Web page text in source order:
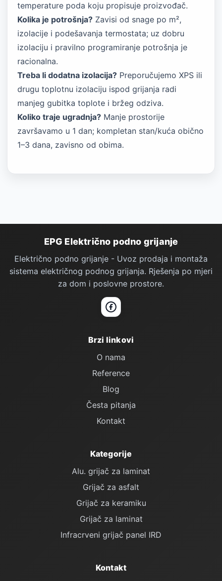
temperature poda koju propisuje proizvođač.
Kolika je potrošnja? Zavisi od snage po m²,
izolacije i podešavanja termostata; uz dobru
izolaciju i pravilno programiranje potrošnja je
racionalna.
Treba li dodatna izolacija? Preporučujemo XPS ili
drugu toplotnu izolaciju ispod grijanja radi
manjeg gubitka toplote i bržeg odziva.
Koliko traje ugradnja? Manje prostorije
završavamo u 1 dan; kompletan stan/kuća obično
1–3 dana, zavisno od obima.
Podno Grijanje — podnožje stranice
EPG Električno podno grijanje
Električno podno grijanje - Uvoz prodaja i montaža
sistema električnog podnog grijanja. Rješenja po mjeri
za dom i poslovne prostore.
Facebook
Brzi linkovi
O nama
Reference
Blog
Česta pitanja
Kontakt
Kategorije
Alu. grijač za laminat
Grijač za asfalt
Grijač za keramiku
Grijač za laminat
Infracrveni grijač panel IRD
Kontakt